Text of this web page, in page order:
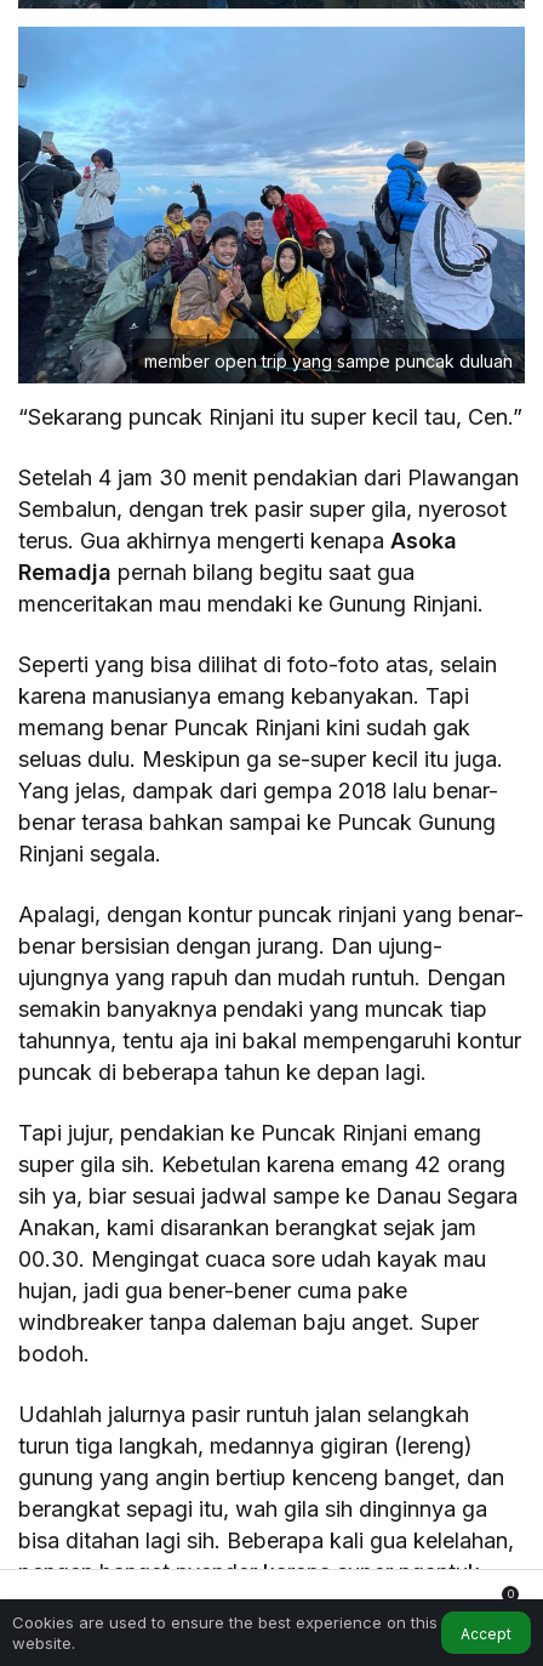
member open trip yang sampe puncak duluan
“Sekarang puncak Rinjani itu super kecil tau, Cen.”
Setelah 4 jam 30 menit pendakian dari Plawangan
Sembalun, dengan trek pasir super gila, nyerosot
terus. Gua akhirnya mengerti kenapaAsoka
Remadja pernah bilang begitu saat gua
menceritakan mau mendaki ke Gunung Rinjani.
Seperti yang bisa dilihat di foto-foto atas, selain
karena manusianya emang kebanyakan. Tapi
memang benar Puncak Rinjani kini sudah gak
seluas dulu. Meskipun ga se-super kecil itu juga.
Yang jelas, dampak dari gempa 2018 lalu benar-
benar terasa bahkan sampai ke Puncak Gunung
Rinjani segala.
Apalagi, dengan kontur puncak rinjani yang benar-
benar bersisian dengan jurang. Dan ujung-
ujungnya yang rapuh dan mudah runtuh. Dengan
semakin banyaknya pendaki yang muncak tiap
tahunnya, tentu aja ini bakal mempengaruhi kontur
puncak di beberapa tahun ke depan lagi.
Tapi jujur, pendakian ke Puncak Rinjani emang
super gila sih. Kebetulan karena emang 42 orang
sih ya, biar sesuai jadwal sampe ke Danau Segara
Anakan, kami disarankan berangkat sejak jam
00.30. Mengingat cuaca sore udah kayak mau
hujan, jadi gua bener-bener cuma pake
windbreaker tanpa daleman baju anget. Super
bodoh.
Udahlah jalurnya pasir runtuh jalan selangkah
turun tiga langkah, medannya gigiran (lereng)
gunung yang angin bertiup kenceng banget, dan
berangkat sepagi itu, wah gila sih dinginnya ga
bisa ditahan lagi sih. Beberapa kali gua kelelahan,
pengen banget nyender karena super ngantuk
juga, tapi diharuskan terus gerak biar suhu badan
tetap panas. Kalau gak bisa amsyong.
Cookies are used to ensure the best experience on this
website.
Accept
Home My Account Notifications
0